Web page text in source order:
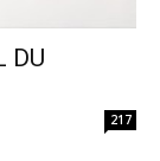
DU
217